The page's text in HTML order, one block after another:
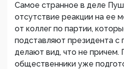
Самое странное в деле
отсутствие реакции на ее
от коллег по партии,
подставляют президента с
делают вид, что не причем.
общественники уже